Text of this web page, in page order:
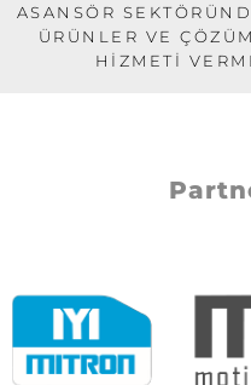
ASANSÖR
ÜRÜNLER VE
HIZMETI